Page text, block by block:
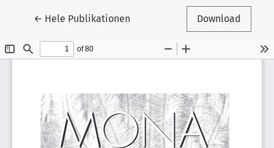
← Tilbage til artikeldetaljer
Hele Publikationen Download